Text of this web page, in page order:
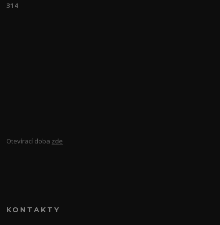
314
Otevírací doba zde
KONTAKTY